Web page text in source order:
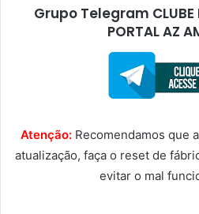
Grupo Telegram CLUBE
PORTAL AZ
Atenção:Recomendamos que
atualização, faça o reset de
evitar o mal